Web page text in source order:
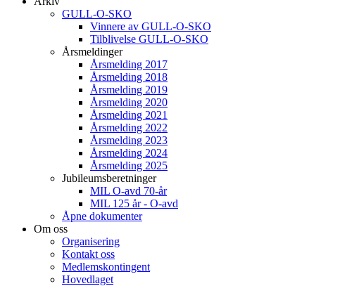
GULL-O-SKO
Vinnere av GULL-O-SKO
Tilblivelse GULL-O-SKO
Årsmeldinger
Årsmelding 2017
Årsmelding 2018
Årsmelding 2019
Årsmelding 2020
Årsmelding 2021
Årsmelding 2022
Årsmelding 2023
Årsmelding 2024
Årsmelding 2025
Jubileumsberetninger
MIL O-avd 70-år
MIL 125 år - O-avd
Åpne dokumenter
Om oss
Organisering
Kontakt oss
Medlemskontingent
Hovedlaget